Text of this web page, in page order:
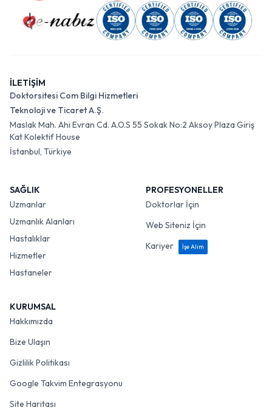
İLETİŞİM
Doktorsitesi Com Bilgi Hizmetleri
Teknoloji ve Ticaret A.Ş.
Maslak Mah. Ahi Evran Cd. A.O.S 55 Sokak No:2 Aksoy Plaza Giriş
Kat Kolektif House
İstanbul, Türkiye
SAĞLIK
Uzmanlar
Uzmanlık Alanları
Hastalıklar
Hizmetler
Hastaneler
PROFESYONELLER
Doktorlar İçin
Web Siteniz İçin
Kariyer
İşe Alım
KURUMSAL
Hakkımızda
Bize Ulaşın
Gizlilik Politikası
Google Takvim Entegrasyonu
Site Haritası